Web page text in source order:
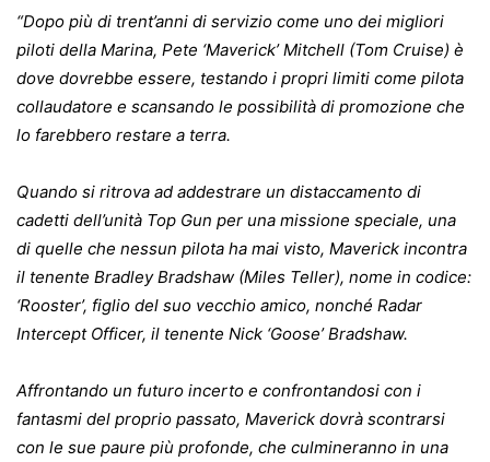
“Dopo più di trent’anni di servizio come uno dei migliori
piloti della Marina, Pete ‘Maverick’ Mitchell (Tom Cruise) è
dove dovrebbe essere, testando i propri limiti come pilota
collaudatore e scansando le possibilità di promozione che
lo farebbero restare a terra.
Quando si ritrova ad addestrare un distaccamento di
cadetti dell’unità Top Gun per una missione speciale, una
di quelle che nessun pilota ha mai visto, Maverick incontra
il tenente Bradley Bradshaw (Miles Teller), nome in codice:
‘Rooster’, figlio del suo vecchio amico, nonché Radar
Intercept Officer, il tenente Nick ‘Goose’ Bradshaw.
Affrontando un futuro incerto e confrontandosi con i
fantasmi del proprio passato, Maverick dovrà scontrarsi
con le sue paure più profonde, che culmineranno in una